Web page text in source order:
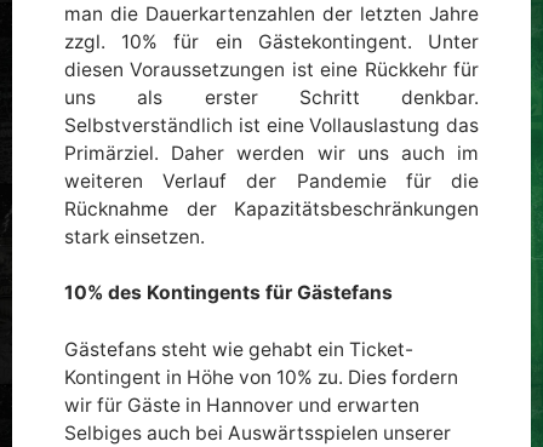
man die Dauerkartenzahlen der letzten Jahre
zzgl. 10% für ein Gästekontingent. Unter
diesen Voraussetzungen ist eine Rückkehr für
uns als erster Schritt denkbar.
Selbstverständlich ist eine Vollauslastung das
Primärziel. Daher werden wir uns auch im
weiteren Verlauf der Pandemie für die
Rücknahme der Kapazitätsbeschränkungen
stark einsetzen.
10% des Kontingents für Gästefans
Gästefans steht wie gehabt ein Ticket-
Kontingent in Höhe von 10% zu. Dies fordern
wir für Gäste in Hannover und erwarten
Selbiges auch bei Auswärtsspielen unserer